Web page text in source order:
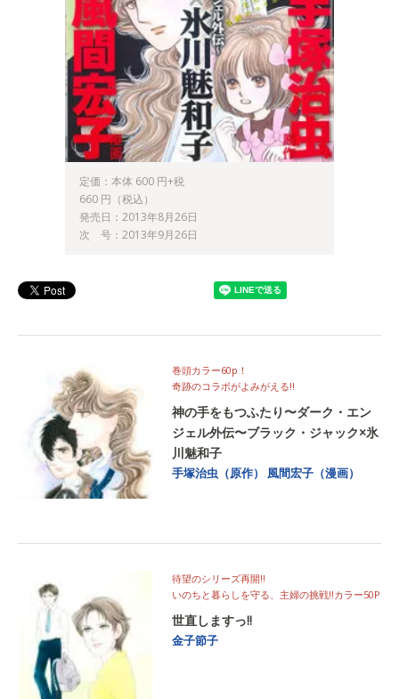
定価：本体 600 円+税
660 円（税込）
発売日：2013年8月26日
次 号：2013年9月26日
巻頭カラー60p！
奇跡のコラボがよみがえる!!
神の手をもつふたり〜ダーク・エン
ジェル外伝〜ブラック・ジャック×氷
川魅和子
手塚治虫（原作） 風間宏子（漫画）
待望のシリーズ再開!!
いのちと暮らしを守る、主婦の挑戦!!カラー50P
世直しますっ!!
金子節子